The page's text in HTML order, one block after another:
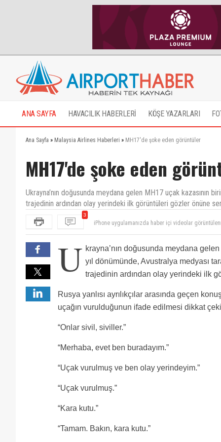
ANA SAYFA HAVACILIK HABERLERİ KÖŞE YAZARLARI
Ana Sayfa » Malaysia Airlines Haberleri » MH17'de şoke eden görüntüler
MH17'de şoke eden
Ukrayna’nın doğusunda meydana gelen MH17 uçak kazasının
trajedinin ardından olay yerindeki ilk görüntüleri gözler önüne
3
Google translate üstünden yazışmışlar bence böyle
U krayna’nın doğusunda meydana
yıl dönümünde, Avustralya medyası
trajedinin ardından olay yerindeki ilk
Rusya yanlısı ayrılıkçılar arasında geçen
uçağın vurulduğunun ifade edilmesi dikkat
“Onlar sivil, siviller.”
“Merhaba, evet ben buradayım.”
“Uçak vurulmuş ve ben olay yerindeyim.”
“Uçak vurulmuş.”
“Kara kutu.”
“Tamam. Bakın, kara kutu.”